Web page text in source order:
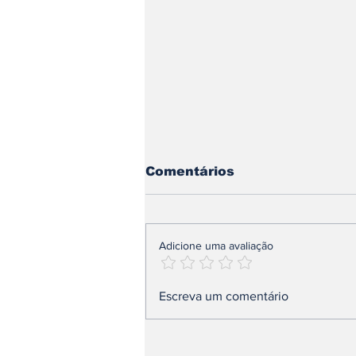
O dinheiro do terreiro
Entenda os riscos dessa
Comentários
Adicione uma avaliação
Escreva um comentário